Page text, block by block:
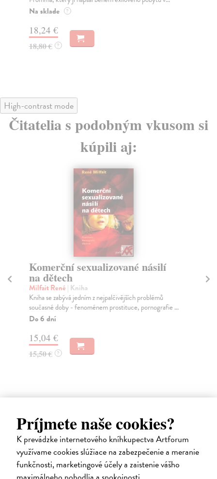
Príjmete naše cookies?
K prevádzke internetového kníhkupectva Artforum
využívame cookies slúžiace na zabezpečenie a meranie
funkčnosti, marketingové účely a zaistenie vášho
Na sklade ?
18,24 €
18,80 € ?
High-contrast mode
Čitatelia s podobným vkusom si
kúpili aj:
Komerční sexualizované násilí
na dětech
Milfait René | Kniha
Kniha se zabývá jedním z nejpalčivějších problémů
současné doby - fenoménem prostituce, pornografie ...
Do 6 dní
15,04 €
15,50 € ?
Ďalšie z kategórie psychológia